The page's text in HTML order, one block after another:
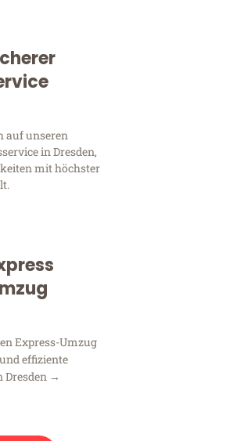
auf unseren
in Dresden,
mit höchster
Express-Umzug
effiziente
Dresden →